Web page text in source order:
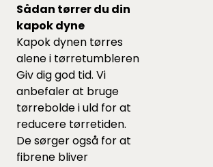
Sådan tørrer du din
kapok dyne
Kapok dynen tørres
alene i tørretumbleren
Giv dig god tid. Vi
anbefaler at bruge
tørreboldei uld for at
reducere tørretiden.
De sørger også for at
fibrene bliver